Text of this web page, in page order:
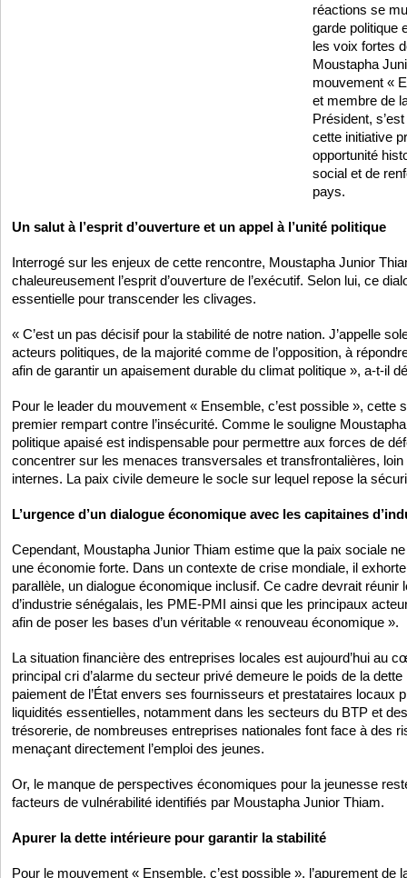
réactions se
garde politique
les voix fortes
Moustapha
mouvement «
et membre de
Président,
cette initiative
opportunité
social et de
pays.
Un salut à l’esprit d’ouverture et un appel à l’unité politique
Interrogé sur les enjeux de cette rencontre, Moustapha Junior
chaleureusement l’esprit d’ouverture de l’exécutif. Selon lui, ce
essentielle pour transcender les clivages.
« C’est un pas décisif pour la stabilité de notre nation. J’appelle
acteurs politiques, de la majorité comme de l’opposition, à
afin de garantir un apaisement durable du climat politique », a-t-il
Pour le leader du mouvement « Ensemble, c’est possible », cette
premier rempart contre l’insécurité. Comme le souligne
politique apaisé est indispensable pour permettre aux forces de
concentrer sur les menaces transversales et transfrontalières,
internes. La paix civile demeure le socle sur lequel repose la
L’urgence d’un dialogue économique avec les capitaines
Cependant, Moustapha Junior Thiam estime que la paix sociale
une économie forte. Dans un contexte de crise mondiale, il
parallèle, un dialogue économique inclusif. Ce cadre devrait réunir
d’industrie sénégalais, les PME-PMI ainsi que les principaux
afin de poser les bases d’un véritable « renouveau économique ».
La situation financière des entreprises locales est aujourd’hui au
principal cri d’alarme du secteur privé demeure le poids de la
paiement de l’État envers ses fournisseurs et prestataires locaux
liquidités essentielles, notamment dans les secteurs du BTP et
trésorerie, de nombreuses entreprises nationales font face à des
menaçant directement l’emploi des jeunes.
Or, le manque de perspectives économiques pour la jeunesse
facteurs de vulnérabilité identifiés par Moustapha Junior Thiam.
Apurer la dette intérieure pour garantir la stabilité
Pour le mouvement « Ensemble, c’est possible », l’apurement de